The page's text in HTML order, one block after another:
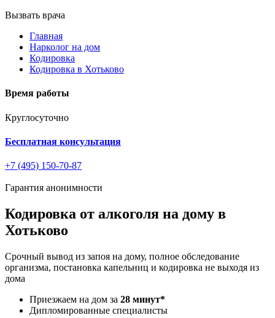
Вызвать врача
Главная
Нарколог на дом
Кодировка
Кодировка в Хотьково
Время работы
Круглосуточно
Бесплатная консультация
+7 (495) 150-70-87
Гарантия анонимности
Кодировка от алкоголя на дому в
Хотьково
Срочный вывод из запоя на дому, полное обследование
организма, постановка капельниц и кодировка не выходя из
дома
Приезжаем на дом за 28 минут*
Дипломированные специалисты